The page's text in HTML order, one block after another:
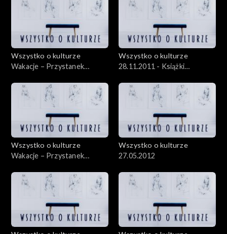
Wszystko o kulturze
Wakacje – Przystanek
cz.1
Wszystko o kulturze
28.11.2011 - Książki
poważnie”
Wszystko o kulturze
Wakacje – Przystanek
Wszystko o kulturze
27.05.2012